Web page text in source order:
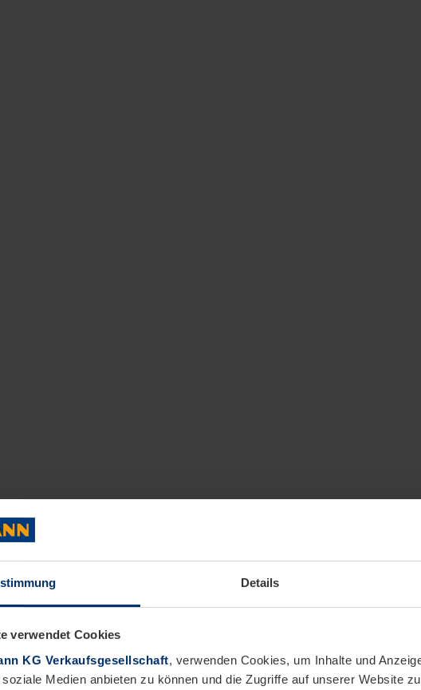
Details
verwendet Cookies
KG Verkaufsgesellschaft, verwenden Cookies, um Inhalte und
Medien anbieten zu können und die Zugriffe auf unserer Website